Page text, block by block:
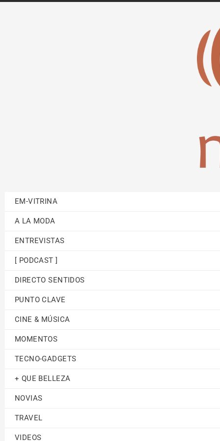
EM-VITRINA
A LA MODA
ENTREVISTAS
[ PODCAST ]
DIRECTO SENTIDOS
PUNTO CLAVE
CINE & MÚSICA
MOMENTOS
TECNO-GADGETS
+ QUE BELLEZA
NOVIAS
TRAVEL
VIDEOS